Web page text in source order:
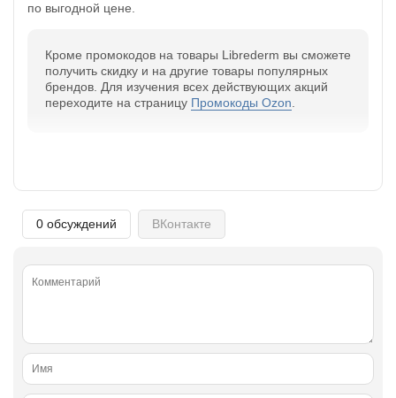
по выгодной цене.
Кроме промокодов на товары Librederm вы сможете
получить скидку и на другие товары популярных
брендов. Для изучения всех действующих акций
переходите на страницу Промокоды Ozon
0 обсуждений ВКонтакте